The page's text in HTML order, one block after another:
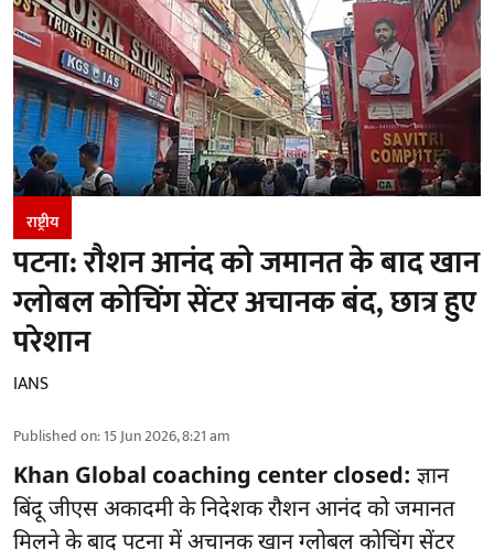
राष्ट्रीय
पटना: रौशन आनंद को जमानत के बाद खान
ग्लोबल कोचिंग सेंटर अचानक बंद, छात्र हुए
परेशान
IANS
Published on:15 Jun 2026, 8:21 am
Khan Global coaching center closed: ज्ञान
बिंदू जीएस अकादमी के निदेशक रौशन आनंद को जमानत
मिलने के बाद पटना में अचानक खान ग्लोबल कोचिंग सेंटर